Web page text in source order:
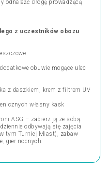
odnaleźć drogę prowadzącą
z uczestników obozu
obuwie mogące ulec
z daszkiem, krem z filtrem UV
własny kask
ASG – zabierz ją ze sobą.
odbywają się zajęcia
tym Turniej Miast), zabaw
gier nocnych.